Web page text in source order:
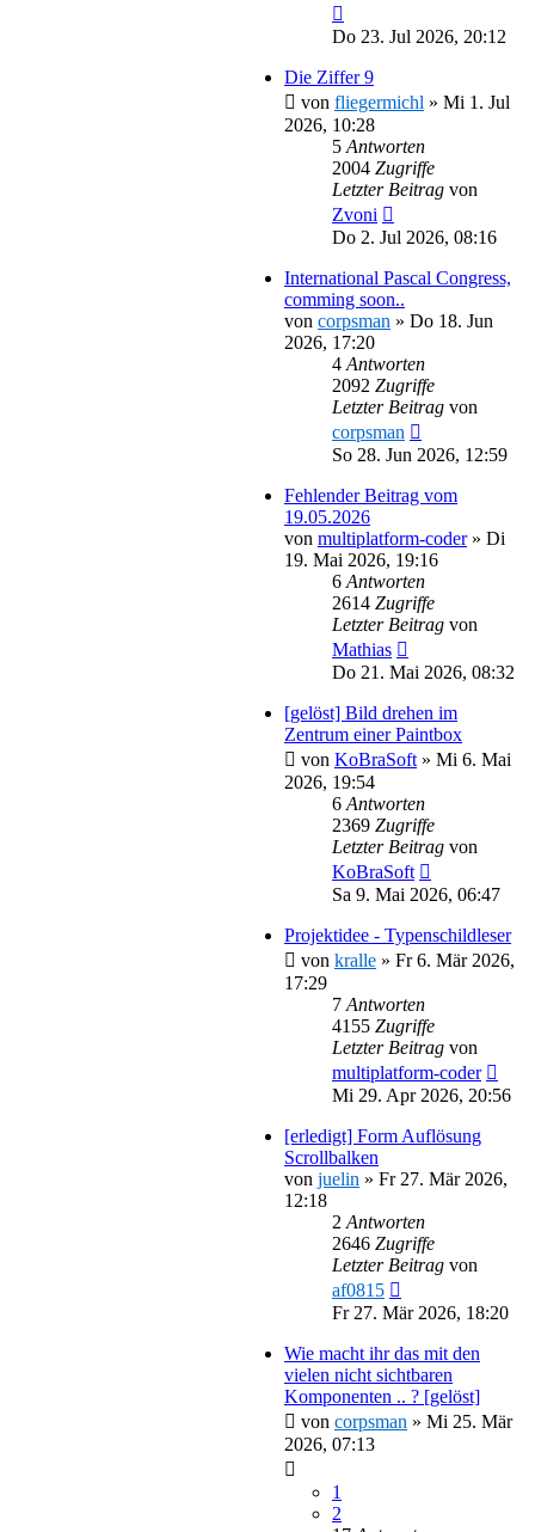
Do 23. Jul 2026, 20:12
Die Ziffer 9
von fliegermichl » Mi 1. Jul
2026, 10:28
5 Antworten
2004 Zugriffe
Letzter Beitrag von
Zvoni
Do 2. Jul 2026, 08:16
International Pascal Congress,
comming soon..
von corpsman » Do 18. Jun
2026, 17:20
4 Antworten
2092 Zugriffe
Letzter Beitrag von
corpsman
So 28. Jun 2026, 12:59
Fehlender Beitrag vom
19.05.2026
von multiplatform-coder» Di
19. Mai 2026, 19:16
6 Antworten
2614 Zugriffe
Letzter Beitrag von
Mathias
Do 21. Mai 2026, 08:32
[gelöst] Bild drehen im
Zentrum einer Paintbox
von KoBraSoft » Mi 6. Mai
2026, 19:54
6 Antworten
2369 Zugriffe
Letzter Beitrag von
KoBraSoft
Sa 9. Mai 2026, 06:47
Projektidee - Typenschildleser
von kralle » Fr 6. Mär 2026,
17:29
7 Antworten
4155 Zugriffe
Letzter Beitrag von
multiplatform-coder
Mi 29. Apr 2026, 20:56
[erledigt] Form Auflösung
Scrollbalken
von juelin » Fr 27. Mär 2026,
12:18
2 Antworten
2646 Zugriffe
Letzter Beitrag von
af0815
Fr 27. Mär 2026, 18:20
Wie macht ihr das mit den
vielen nicht sichtbaren
Komponenten .. ? [gelöst]
von corpsman » Mi 25. Mär
2026, 07:13
1
2